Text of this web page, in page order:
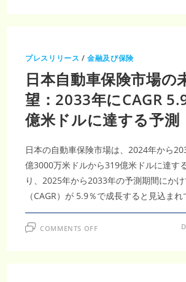
ベ
ル
市
場
は
2036
年
に
426
万
米
ド
ル
へ、
CAGR3.46％
プレスリリース /金融及び保険
日本自動車保険市場の
望：2033年にCAGR
億米ドルに達する予測
日本の自動車保険市場は、2024年から
億3000万米ドルから319億米ドルに達す
り、2025年から2033年の予測期間にか
（CAGR）が 5.9％で成長すると見込まれ
COMMENTS OFFON